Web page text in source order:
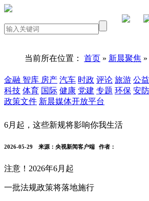
当前所在位置： 首页 » 新晨聚焦
金融 智库 房产 汽车 时政 评论 旅游 公益
科技 体育 国际 健康 党建 专题 环保 安防
政策文件 新晨媒体开放平台
6月起，这些新规将影响你我生活
2026-05-29 来源：央视新闻客户端 作者：
注意！2026年6月起
一批法规政策将落地施行